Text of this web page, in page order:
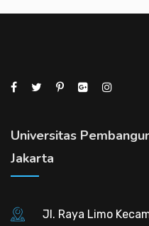
Universitas
Jakarta
Jl. Raya Limo